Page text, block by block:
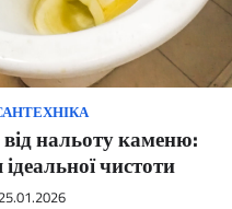
нальоту каменю:
чистоти
25.01.2026